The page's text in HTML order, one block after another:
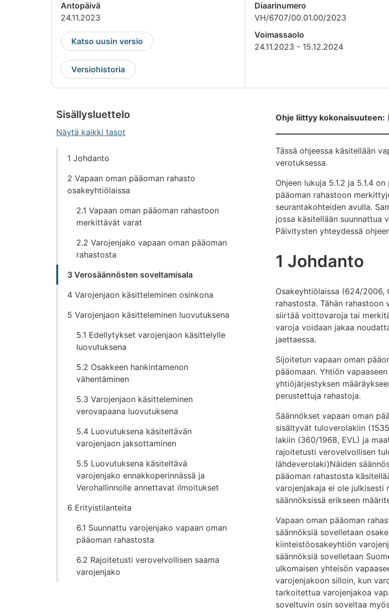
Antopäivä
24.11.2023
Katso uusin versio
Versiohistoria
Diaarinumero
VH/6707/00.01.00/2023
Voimassaolo
24.11.2023 - 15.12.2024
Sisällysluettelo
Näytä kaikki tasot
Siirry
sisältöön
1 Johdanto
2 Vapaan oman pääoman rahasto
osakeyhtiölaissa
2.1 Vapaan oman pääoman rahastoon
merkittävät varat
2.2 Varojenjako vapaan oman pääoman
rahastosta
3 Verosäännösten soveltamisala
4 Varojenjaon käsitteleminen osinkona
5 Varojenjaon käsitteleminen luovutuksena
5.1 Edellytykset varojenjaon käsittelylle
luovutuksena
5.2 Osakkeen hankintamenon
vähentäminen
5.3 Varojenjaon käsitteleminen
verovapaana luovutuksena
5.4 Luovutuksena käsiteltävän
varojenjaon jaksottaminen
5.5 Luovutuksena käsiteltävä
varojenjako ennakkoperinnässä ja
Verohallinnolle annettavat ilmoitukset
6 Erityistilanteita
6.1 Suunnattu varojenjako vapaan oman
pääoman rahastosta
6.2 Rajoitetusti verovelvollisen saama
varojenjako
Ohje liittyy kokonaisuuteen:
Tässä ohjeessa käsitellään
verotuksessa.
Ohjeen lukuja 5.1.2 ja 5.1.4
pääoman rahastoon
seurantakohteiden avulla.
jossa käsitellään suunnattua
Päivitysten yhteydessä
1 Johdanto
Osakeyhtiölaissa (624/2006,
rahastosta. Tähän rahastoon
siirtää voittovaroja tai
varoja voidaan jakaa
jaettaessa.
Sijoitetun vapaan oman
pääomaan. Yhtiön
yhtiöjärjestyksen
perustettuja rahastoja.
Säännökset vapaan oman
sisältyvät tuloverolakiin
lakiin (360/1968, EVL) ja
rajoitetusti verovelvollisen
lähdeverolaki)Näiden
pääoman rahastosta
varojenjakaja ei ole julkisesti
säännöksissä erikseen
Vapaan oman pääoman
säännöksiä sovelletaan
kiinteistöosakeyhtiön
säännöksiä sovelletaan
ulkomaisen yhteisön
varojenjakoon silloin, kun
tarkoitettua varojenjakoa
soveltuvin osin soveltaa